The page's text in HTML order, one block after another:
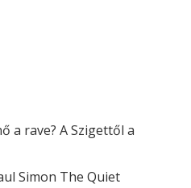
a rave? A Szigettől a
Simon The Quiet